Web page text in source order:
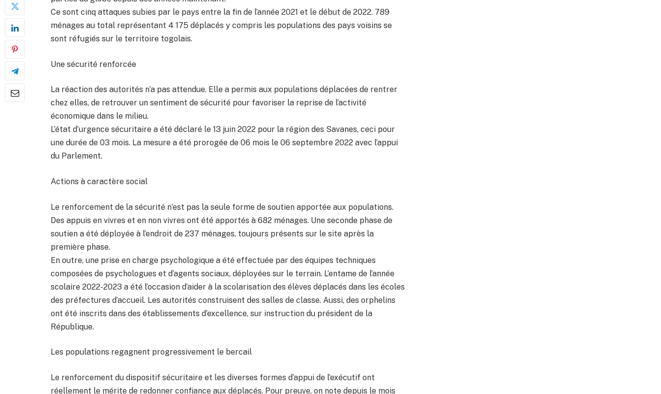
Ce sont cinq attaques subies par le pays entre la fin de l’année 2021 et le début de 2022. 789
ménages au total représentant 4 175 déplacés y compris les populations des pays voisins se
sont réfugiés sur le territoire togolais.
Une sécurité renforcée
La réaction des autorités n’a pas attendue. Elle a permis aux populations déplacées de rentrer
chez elles, de retrouver un sentiment de sécurité pour favoriser la reprise de l’activité
économique dans le milieu.
L’état d’urgence sécuritaire a été déclaré le 13 juin 2022 pour la région des Savanes, ceci pour
une durée de 03 mois. La mesure a été prorogée de 06 mois le 06 septembre 2022 avec l’appui
du Parlement.
Actions à caractère social
Le renforcement de la sécurité n’est pas la seule forme de soutien apportée aux populations.
Des appuis en vivres et en non vivres ont été apportés à 682 ménages. Une seconde phase de
soutien a été déployée à l’endroit de 237 ménages, toujours présents sur le site après la
première phase.
En outre, une prise en charge psychologique a été effectuée par des équipes techniques
composées de psychologues et d’agents sociaux, déployées sur le terrain. L’entame de l’année
scolaire 2022-2023 a été l’occasion d’aider à la scolarisation des élèves déplacés dans les écoles
des préfectures d’accueil. Les autorités construisent des salles de classe. Aussi, des orphelins
ont été inscrits dans des établissements d’excellence, sur instruction du président de la
République.
Les populations regagnent progressivement le bercail
Le renforcement du dispositif sécuritaire et les diverses formes d’appui de l’exécutif ont
réellement le mérite de redonner confiance aux déplacés. Pour preuve, on note depuis le mois